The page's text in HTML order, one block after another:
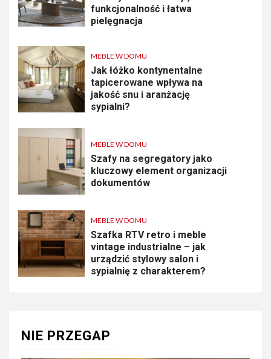
funkcjonalność i łatwa
pielęgnacja
MEBLE W DOMU
Jak łóżko kontynentalne
tapicerowane wpływa na
jakość snu i aranżację
sypialni?
MEBLE W DOMU
Szafy na segregatory jako
kluczowy element organizacji
dokumentów
MEBLE W DOMU
Szafka RTV retro i meble
vintage industrialne – jak
urządzić stylowy salon i
sypialnię z charakterem?
NIE PRZEGAP